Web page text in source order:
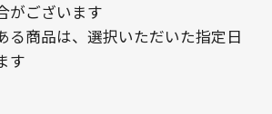
がございます
る商品は、選択いただいた指定日
す